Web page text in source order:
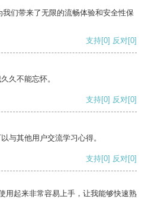
们带来了无限的流畅体验和安全性保
支持[0] 反对[0]
久不能忘怀。
支持[0] 反对[0]
与其他用户交流学习心得。
支持[0] 反对[0]
用起来非常容易上手，让我能够快速熟